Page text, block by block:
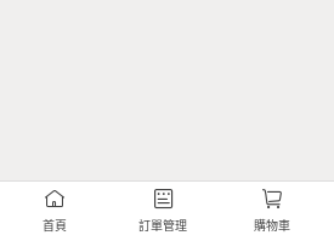
首頁 訂單管理 購物車